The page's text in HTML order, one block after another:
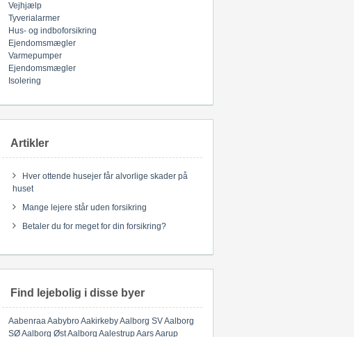
Vejhjælp
Tyverialarmer
Hus- og indboforsikring
Ejendomsmægler
Varmepumper
Ejendomsmægler
Isolering
Artikler
Hver ottende husejer får alvorlige skader på
huset
Mange lejere står uden forsikring
Betaler du for meget for din forsikring?
Find lejebolig i disse byer
AabenraaAabybroAakirkebyAalborg SVAalborg
SØAalborg ØstAalborg AalestrupAarsAarup